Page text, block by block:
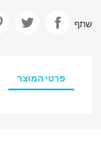
שתף
פרטי המוצר